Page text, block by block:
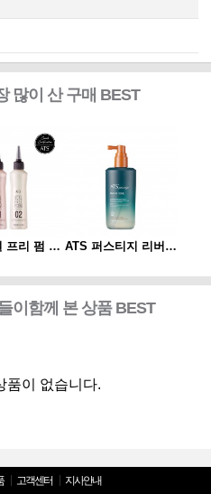
많이 산 구매 BEST
ATS 리얼 프리 펌 1제/2제 ATS 퍼스티지 리버시 토닉 140ml
이함께 본 상품 BEST
품이 없습니다.
고객센터 지사안내